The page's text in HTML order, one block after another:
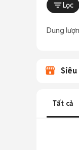
Lọc
Dung
Tất cả